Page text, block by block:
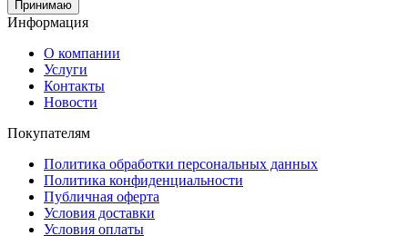
Принимаю
Информация
О компании
Услуги
Контакты
Новости
Покупателям
Политика обработки персональных данных
Политика конфиденциальности
Публичная оферта
Условия доставки
Условия оплаты